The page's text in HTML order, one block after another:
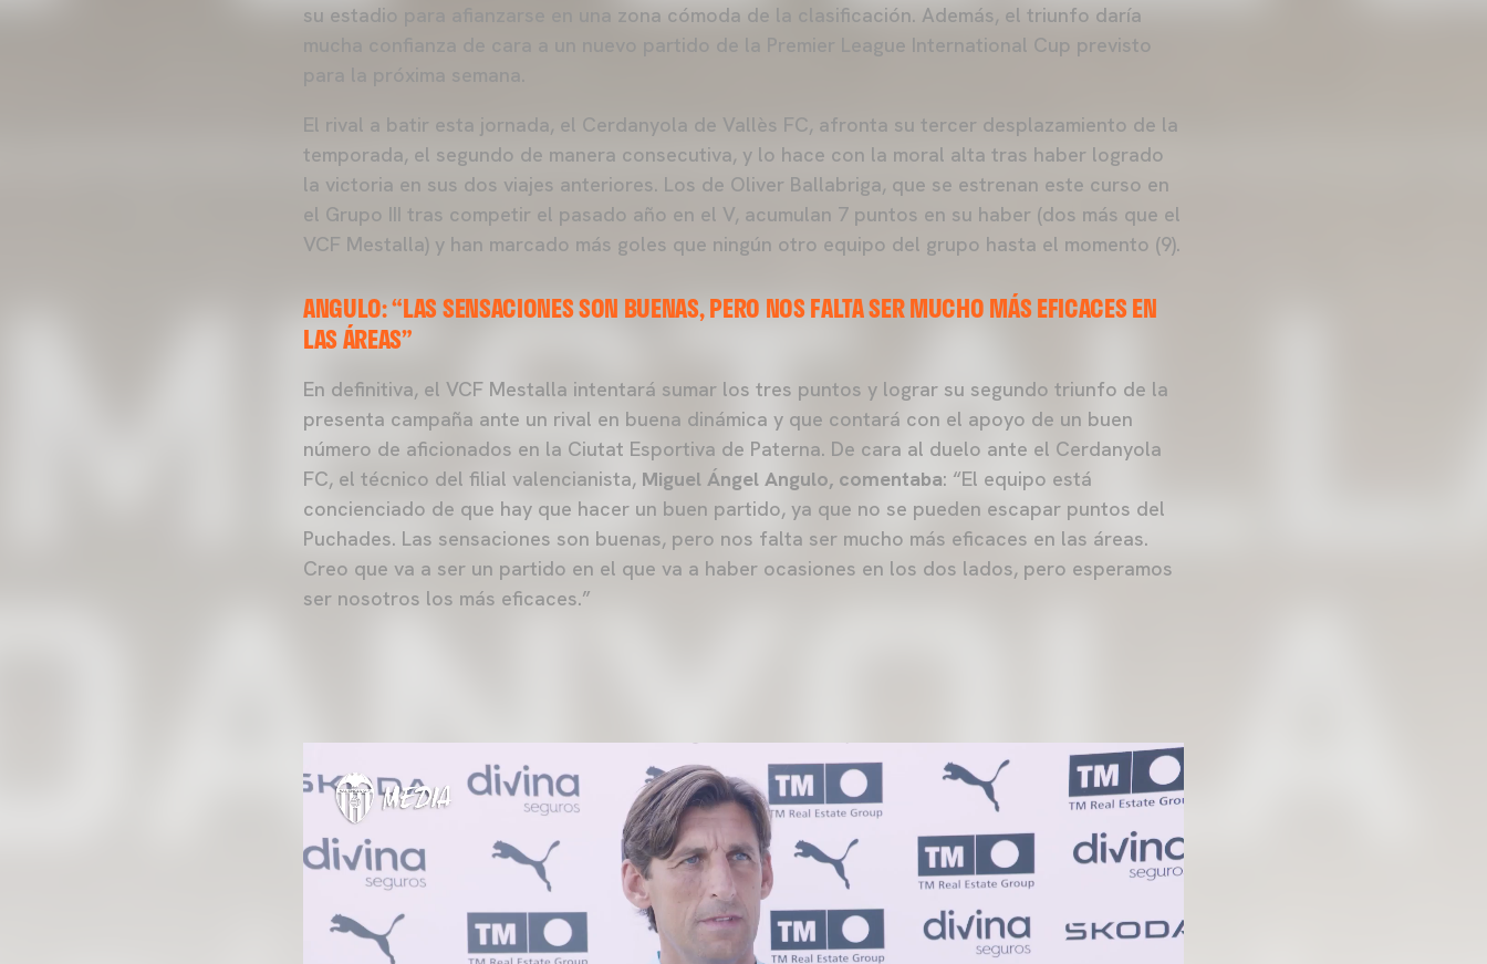
su estadio para afianzarse en una zona cómoda de la clasificación. Además, el triunfo daría
mucha confianza de cara a un nuevo partido de la Premier League International Cup previsto
para la próxima semana.
El rival a batir esta jornada, el Cerdanyola de Vallès FC, afronta su tercer desplazamiento de la
temporada, el segundo de manera consecutiva, y lo hace con la moral alta tras haber logrado
la victoria en sus dos viajes anteriores. Los de Oliver Ballabriga, que se estrenan este curso en
el Grupo III tras competir el pasado año en el V, acumulan 7 puntos en su haber (dos más que el
VCF Mestalla) y han marcado más goles que ningún otro equipo del grupo hasta el momento (9).
ANGULO: “LAS SENSACIONES SON BUENAS, PERO NOS FALTA SER MUCHO MÁS EFICACES EN
LAS ÁREAS”
En definitiva, el VCF Mestalla intentará sumar los tres puntos y lograr su segundo triunfo de la
presenta campaña ante un rival en buena dinámica y que contará con el apoyo de un buen
número de aficionados en la Ciutat Esportiva de Paterna. De cara al duelo ante el Cerdanyola
FC, el técnico del filial valencianista, Miguel Ángel Angulo, comentaba: “El equipo está
concienciado de que hay que hacer un buen partido, ya que no se pueden escapar puntos del
Puchades. Las sensaciones son buenas, pero nos falta ser mucho más eficaces en las áreas.
Creo que va a ser un partido en el que va a haber ocasiones en los dos lados, pero esperamos
ser nosotros los más eficaces.”